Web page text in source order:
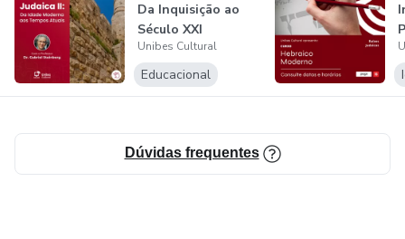
Da Inquisição ao
Século XXI
Unibes Cultural
Educacional
Dúvidas frequentes